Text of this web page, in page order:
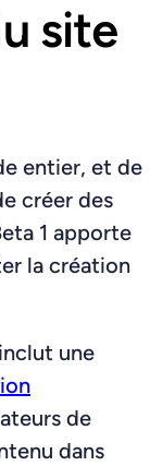
site
entier, et de
créer des
1 apporte
la création
une
de
dans